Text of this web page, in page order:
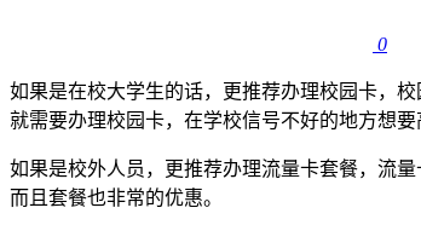
0
如果是在校大学生的话，更推荐办理校园卡，
就需要办理校园卡，在学校信号不好的地方想
如果是校外人员，更推荐办理流量卡套餐，流
而且套餐也非常的优惠。